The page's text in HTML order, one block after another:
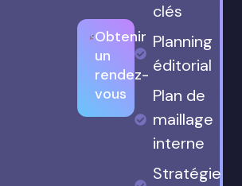
Obtenir
un
rendez-
vous
clés
Planning
éditorial
Plan de
maillage
interne
Stratégie